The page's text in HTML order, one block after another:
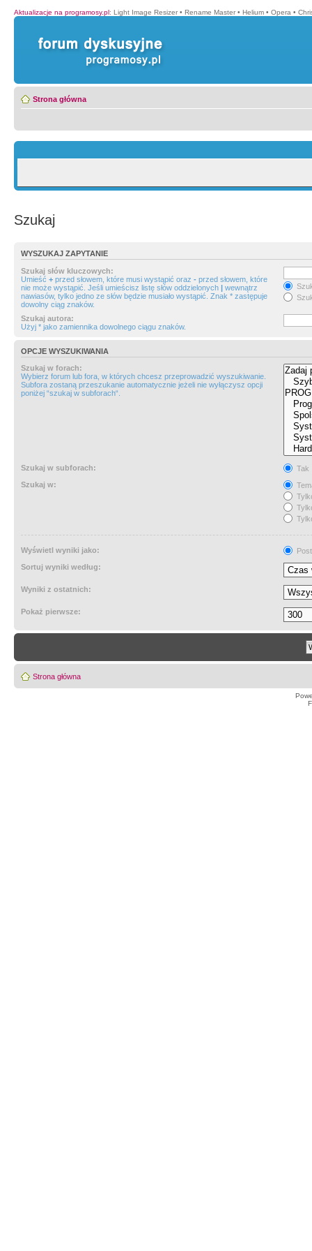
Aktualizacje na programosy.pl: Light Image Resizer • Rename Master • Helium • Opera •
Strona główna
Szukaj
WYSZUKAJ ZAPYTANIE
Szukaj słów kluczowych:
Umieść + przed słowem, które musi wystąpić oraz - przed słowem, które
nie może wystąpić. Jeśli umieścisz listę słów oddzielonych | wewnątrz
nawiasów, tylko jedno ze słów będzie musiało wystąpić. Znak * zastępuje
dowolny ciąg znaków.
Szukaj autora:
Użyj * jako zamiennika dowolnego ciągu znaków.
OPCJE WYSZUKIWANIA
Szukaj w forach:
Wybierz forum lub fora, w których chcesz przeprowadzić wyszukiwanie.
Subfora zostaną przeszukanie automatycznie jeżeli nie wyłączysz opcji
poniżej “szukaj w subforach“.
Szukaj w subforach:
Tak
Szukaj w:
Wyświetl wyniki jako:
Sortuj wyniki według:
Wyniki z ostatnich:
Pokaż pierwsze:
Strona główna